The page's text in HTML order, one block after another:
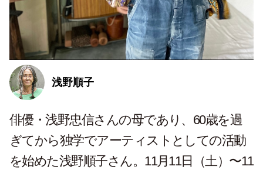
浅野順子
俳優・浅野忠信さんの母であり、60歳を過
ぎてから独学でアーティストとしての活動
を始めた浅野順子さん。11月11日（土）〜11